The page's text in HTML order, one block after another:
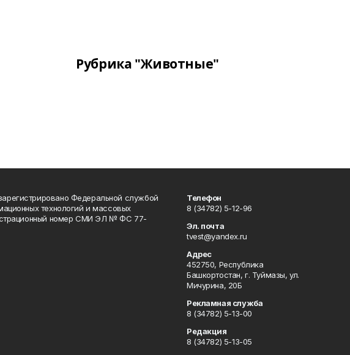
Рубрика "Животные"
Федеральной службой
технологий и массовых
номер СМИ ЭЛ № ФС 77-
Телефон
8 (34782) 5-12-96
Эл. почта
tvest@yandex.ru
Адрес
452750, Республика
Башкортостан, г. Туймазы, ул.
Мичурина, 20Б
Рекламная служба
8 (34782) 5-13-00
Редакция
8 (34782) 5-13-05